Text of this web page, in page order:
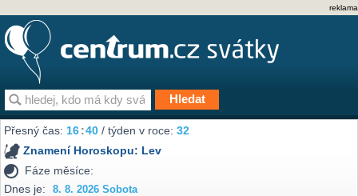
reklama
Přesný čas:16 40 / týden v roce:32
Znamení Horoskopu: Lev
Fáze měsíce:
Dnes je:
8. 8. 2026 Sobota